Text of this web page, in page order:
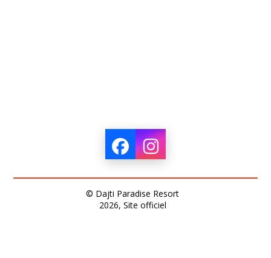
© Dajti Paradise Resort
2026, Site officiel